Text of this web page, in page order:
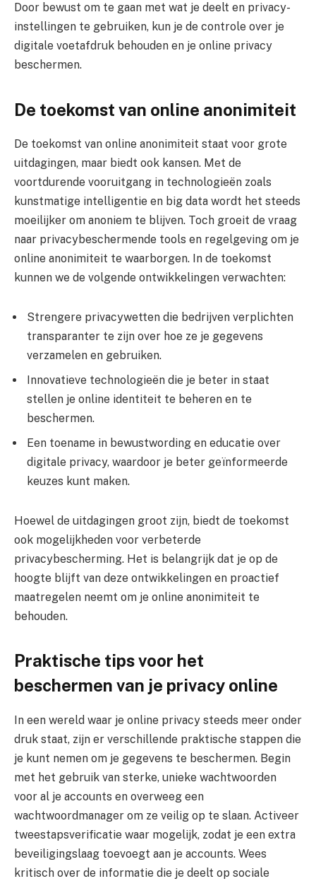
Door bewust om te gaan met wat je deelt en privacy-
instellingen te gebruiken, kun je de controle over je
digitale voetafdruk behouden en je online privacy
beschermen.
De toekomst van online anonimiteit
De toekomst van online anonimiteit staat voor grote
uitdagingen, maar biedt ook kansen. Met de
voortdurende vooruitgang in technologieën zoals
kunstmatige intelligentie en big data wordt het steeds
moeilijker om anoniem te blijven. Toch groeit de vraag
naar privacybeschermende tools en regelgeving om je
online anonimiteit te waarborgen. In de toekomst
kunnen we de volgende ontwikkelingen verwachten:
Strengere privacywetten die bedrijven verplichten
transparanter te zijn over hoe ze je gegevens
verzamelen en gebruiken.
Innovatieve technologieën die je beter in staat
stellen je online identiteit te beheren en te
beschermen.
Een toename in bewustwording en educatie over
digitale privacy, waardoor je beter geïnformeerde
keuzes kunt maken.
Hoewel de uitdagingen groot zijn, biedt de toekomst
ook mogelijkheden voor verbeterde
privacybescherming. Het is belangrijk dat je op de
hoogte blijft van deze ontwikkelingen en proactief
maatregelen neemt om je online anonimiteit te
behouden.
Praktische tips voor het
beschermen van je privacy online
In een wereld waar je online privacy steeds meer onder
druk staat, zijn er verschillende praktische stappen die
je kunt nemen om je gegevens te beschermen. Begin
met het gebruik van sterke, unieke wachtwoorden
voor al je accounts en overweeg een
wachtwoordmanager om ze veilig op te slaan. Activeer
tweestapsverificatie waar mogelijk, zodat je een extra
beveiligingslaag toevoegt aan je accounts. Wees
kritisch over de informatie die je deelt op sociale